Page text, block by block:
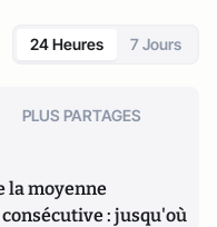
24 Heures 7 Jours
PLUS PARTAGES
la moyenne
: jusqu'où